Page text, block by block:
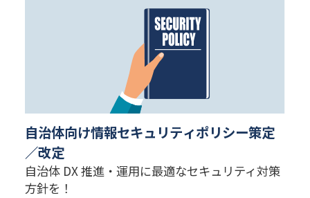
自治体向け情報セキュリティポリシー策定
／改定
自治体 DX 推進・運用に最適なセキュリティ対策
方針を！